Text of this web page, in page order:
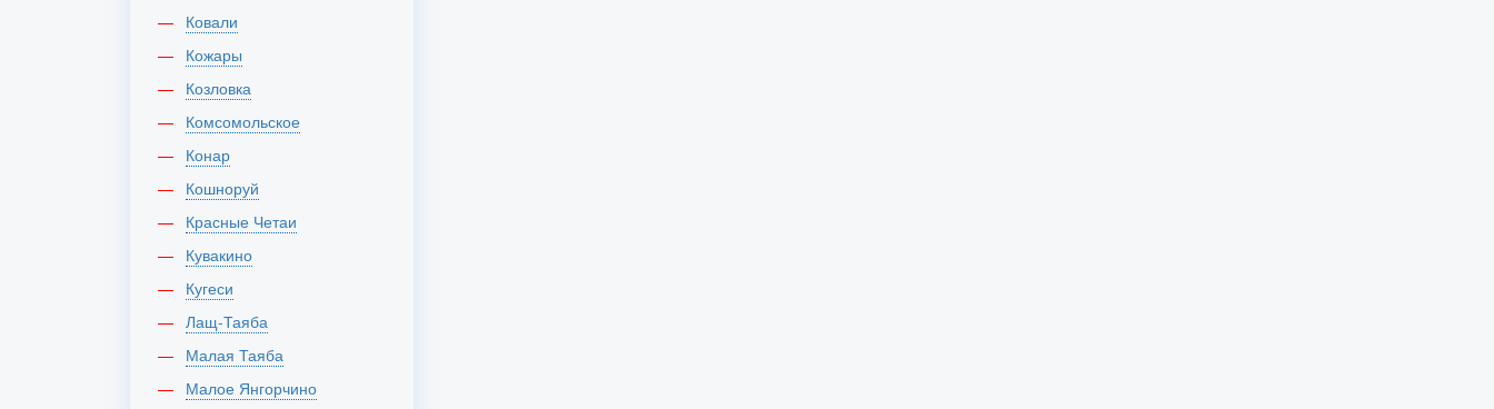
Ковали
Кожары
Козловка
Комсомольское
Конар
Кошноруй
Красные Четаи
Кувакино
Кугеси
Лащ-Таяба
Малая Таяба
Малое Янгорчино